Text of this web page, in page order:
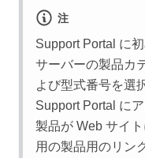
注
Support Portal に
サーバーの製品カ
よび型式番号を選
Support Portal に
製品が Web サイ
用の製品用のリン